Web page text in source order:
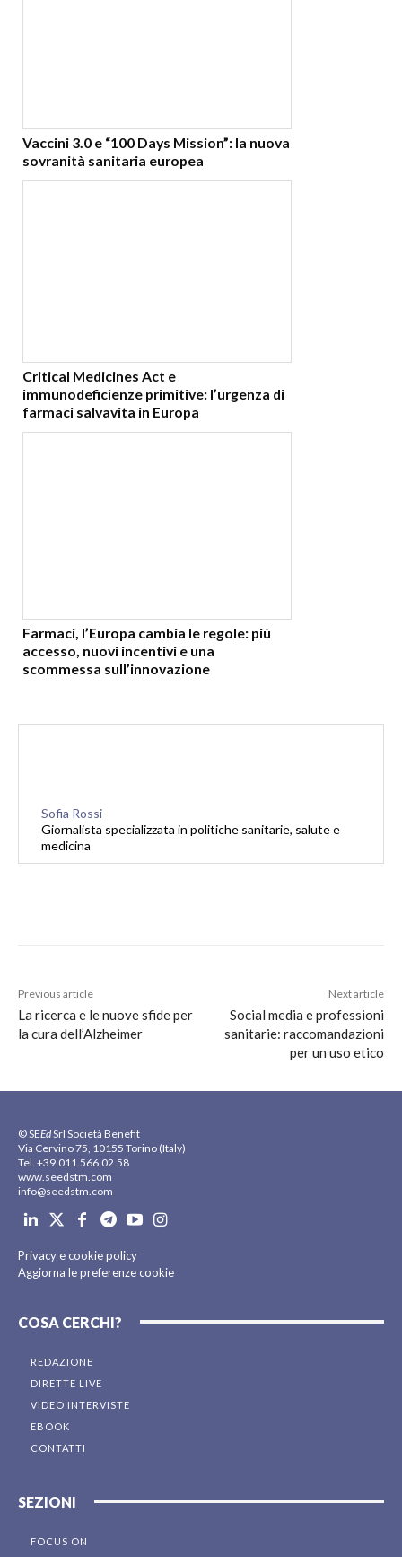
Vaccini 3.0 e “100 Days Mission”: la nuova
sovranità sanitaria europea
Critical Medicines Act e
immunodeficienze primitive: l’urgenza di
farmaci salvavita in Europa
Farmaci, l’Europa cambia le regole: più
accesso, nuovi incentivi e una
scommessa sull’innovazione
Sofia Rossi
Giornalista specializzata in politiche sanitarie, salute e
medicina
Previous article
La ricerca e le nuove sfide per
la cura dell’Alzheimer
Next article
Social media e professioni
sanitarie: raccomandazioni
per un uso etico
© SEEdSrl Società Benefit
Via Cervino 75, 10155 Torino (Italy)
Tel. +39.011.566.02.58
www.seedstm.com
info@seedstm.com
Privacy e cookie policy
Aggiorna le preferenze cookie
COSA CERCHI?
REDAZIONE
DIRETTE LIVE
VIDEO INTERVISTE
EBOOK
CONTATTI
SEZIONI
FOCUS ON